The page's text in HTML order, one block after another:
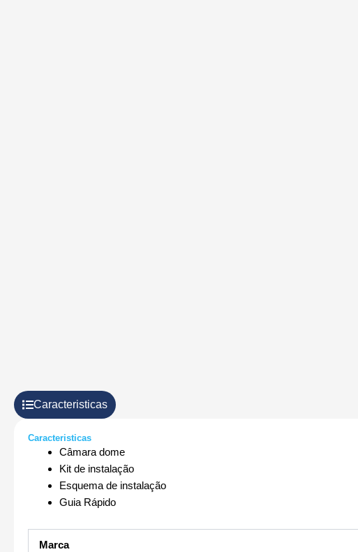
Caracteristicas
Caracteristicas
Câmara dome
Kit de instalação
Esquema de instalação
Guia Rápido
Marca